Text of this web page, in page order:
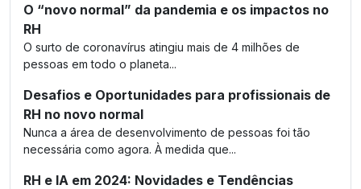
O “novo normal” da pandemia e os impactos no
RH
O surto de coronavírus atingiu mais de 4 milhões de
pessoas em todo o planeta...
Desafios e Oportunidades para profissionais de
RH no novo normal
Nunca a área de desenvolvimento de pessoas foi tão
necessária como agora. À medida que...
RH e IA em 2024: Novidades e Tendências